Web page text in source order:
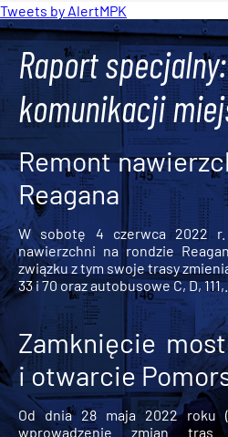
Tweets by AlertMPK
Raport
komunikacji
Remont
Reagana
W sobotę 4 czerwca 2022
nawierzchni na rondzie
związku z tym swoje trasy
33 i 70 oraz autobusowe C, D,
Zamknięcie
i otwarcie
Od dnia 28 maja 2022 roku
wprowadzenie zmian